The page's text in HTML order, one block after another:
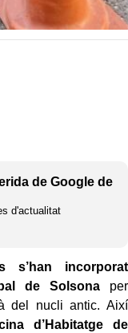
de Google de
d'actualitat
s’han incorporat
de Solsonaper
del nucli antic. Així
d’Habitatge de